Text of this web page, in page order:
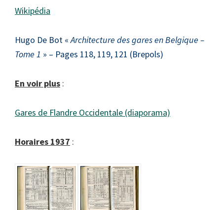
Wikipédia
Hugo De Bot «Architecture des gares en Belgique –
Tome 1 » – Pages 118, 119, 121 (Brepols)
En voir plus :
Gares de Flandre Occidentale (diaporama)
Horaires 1937 :